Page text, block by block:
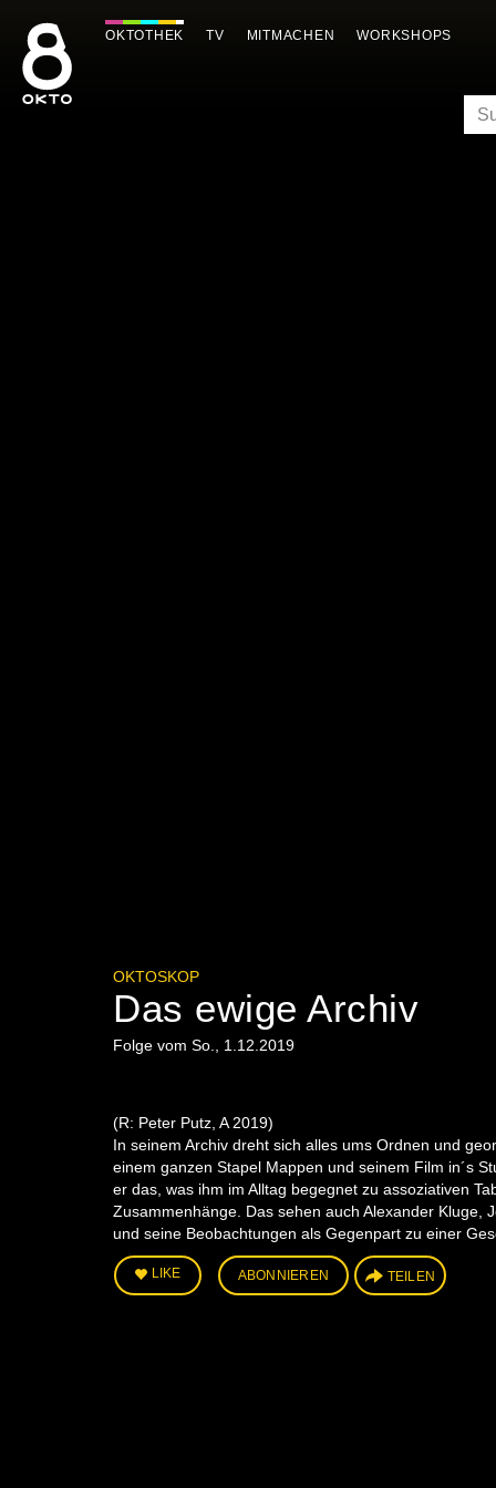
Inhalt
springen
OKTOTHEK TV MITMACHEN WORKSHOPS
OKTOSKOP
Das ewige Archiv
Folge vom So., 1.12.2019
(R: Peter Putz, A 2019)
In seinem Archiv dreht sich alles ums Ordnen und
einem ganzen Stapel Mappen und seinem Film in´s
er das, was ihm im Alltag begegnet zu assoziativen
Zusammenhänge. Das sehen auch Alexander Kluge,
und seine Beobachtungen als Gegenpart zu einer
LIKE ABONNIEREN TEILEN